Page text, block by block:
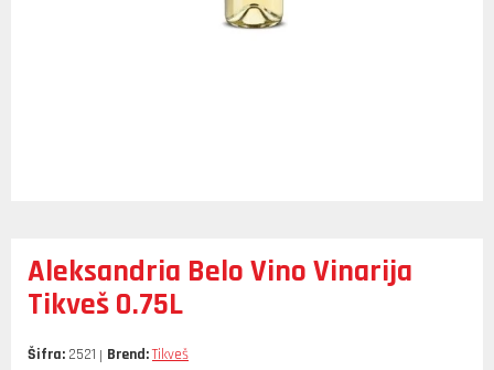
Aleksandria Belo Vino Vinarija
Tikveš 0.75L
Šifra: 2521 Brend:Tikveš